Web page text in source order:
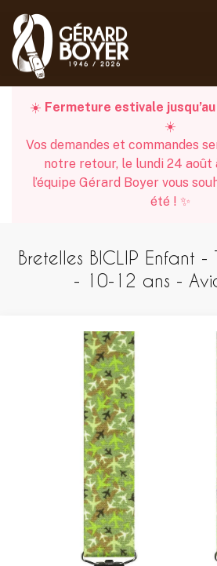
☀️ Fermeture estivale
☀️
Vos demandes et commandes
notre retour, le lundi 24 août
l’équipe Gérard Boyer vous
été ! ✨
Bretelles BICLIP Enfant -
- 10-12 ans -